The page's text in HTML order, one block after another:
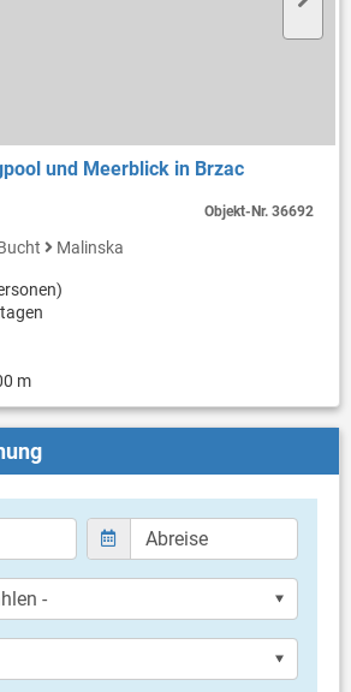
und Meerblick in Brzac
Malinska
m
Objekt-Nr. 36692